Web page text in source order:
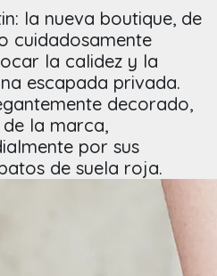
la nueva boutique, de
cuidadosamente
la calidez y la
escapada privada.
decorado,
la marca,
por sus
de suela roja.